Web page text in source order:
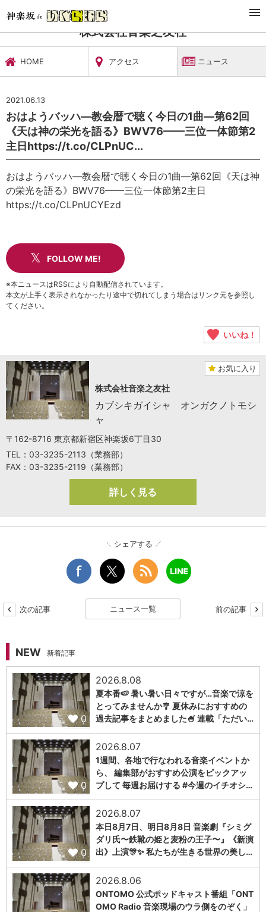
文化施設・ギャラリー
株式会社音楽之友社
HOME アクセス ニュース
2021.06.13
おはようバッハ—教会暦で聴く今日の1曲—第62回
《天は神の栄光を語る》BWV76——三位一体節第2
主日https://t.co/CLPnUC...
おはようバッハ—教会暦で聴く今日の1曲—第62回《天は神
の栄光を語る》BWV76——三位一体節第2主日
https://t.co/CLPnUCYEzd
FOLLOW ME!
※本ニュースはRSSにより自動配信されています。
本文が上手く表示されなかったり途中で切れてしまう場合はリンク元を参照し
てください。
いいね！
お気に入り
株式会社音楽之友社
カブシキガイシャ オンガクノトモシ
ャ
〒162-8716 東京都新宿区神楽坂6丁目30
TEL：03-3235-2113（業務部）
FAX：03-3235-2119（業務部）
詳しく見る
シェアする
次の記事 ニュース一覧 前の記事
NEW 新着記事
0
2026.8.08
夏本番🍉 暑い暑い日々ですが…音楽で涼を
とってみませんか🎐 夏休みにおすすめの
過去記事をまとめました🍧 連載「ただい…
0
2026.8.07
1週間、各地で行なわれる音楽イベントか
ら、 編集部がおすすめ公演をピックアッ
プして 毎週お届けする #今週のイチオシ…
0
2026.8.07
本日8月7日、明日8月8日 音楽劇『シミグ
ダリ氏〜鉄靴の姫と麦粉の王子〜』《新演
出》上演🎊✨ 私たちが生きる世界の美し…
2026.8.06
ONTOMO 公式ポッドキャスト番組「ONT
OMO Radio 音楽現場のウラ側をのぞく」